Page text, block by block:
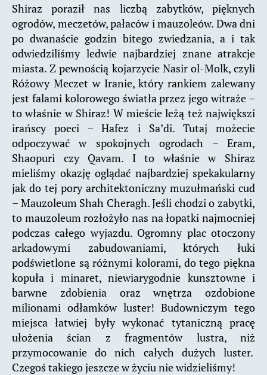
Shiraz poraził nas liczbą zabytków, pięknych
ogrodów, meczetów, pałaców i mauzoleów. Dwa dni
po dwanaście godzin bitego zwiedzania, a i tak
odwiedziliśmy ledwie najbardziej znane atrakcje
miasta. Z pewnością kojarzycie Nasir ol-Molk, czyli
Różowy Meczet w Iranie, który rankiem zalewany
jest falami kolorowego światła przez jego witraże –
to właśnie w Shiraz! W mieście leżą też największi
irańscy poeci – Hafez i Sa’di. Tutaj możecie
odpoczywać w spokojnych ogrodach – Eram,
Shaopuri czy Qavam. I to właśnie w Shiraz
mieliśmy okazję oglądać najbardziej spekakularny
jak do tej pory architektoniczny muzułmański cud
– Mauzoleum Shah Cheragh. Jeśli chodzi o zabytki,
to mauzoleum rozłożyło nas na łopatki najmocniej
podczas całego wyjazdu. Ogromny plac otoczony
arkadowymi zabudowaniami, których łuki
podświetlone są różnymi kolorami, do tego piękna
kopuła i minaret, niewiarygodnie kunsztowne i
barwne zdobienia oraz wnętrza ozdobione
milionami odłamków luster! Budowniczym tego
miejsca łatwiej były wykonać tytaniczną pracę
ułożenia ścian z fragmentów lustra, niż
przymocowanie do nich całych dużych luster.
Czegoś takiego jeszcze w życiu nie widzieliśmy!